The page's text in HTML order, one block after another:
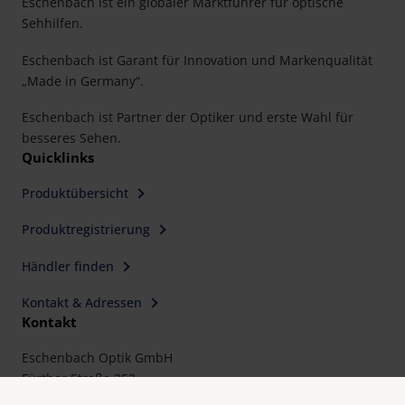
Sehhilfen.
Eschenbach ist Garant für Innovation und Markenqualität
„Made in Germany“.
Eschenbach ist Partner der Optiker und erste Wahl für
besseres Sehen.
Quicklinks
Produktübersicht
Produktregistrierung
Händler finden
Kontakt & Adressen
Kontakt
Eschenbach Optik GmbH
Fürther Straße 252